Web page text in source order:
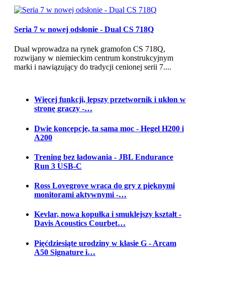
Seria 7 w nowej odsłonie - Dual CS 718Q
Dual wprowadza na rynek gramofon CS 718Q,
rozwijany w niemieckim centrum konstrukcyjnym
marki i nawiązujący do tradycji cenionej serii 7....
Więcej funkcji, lepszy przetwornik i ukłon w
stronę graczy -…
Dwie koncepcje, ta sama moc - Hegel H200 i
A200
Trening bez ładowania - JBL Endurance
Run 3 USB-C
Ross Lovegrove wraca do gry z pięknymi
monitorami aktywnymi -…
Kevlar, nowa kopułka i smuklejszy kształt -
Davis Acoustics Courbet…
Pięćdziesiąte urodziny w klasie G - Arcam
A50 Signature i…